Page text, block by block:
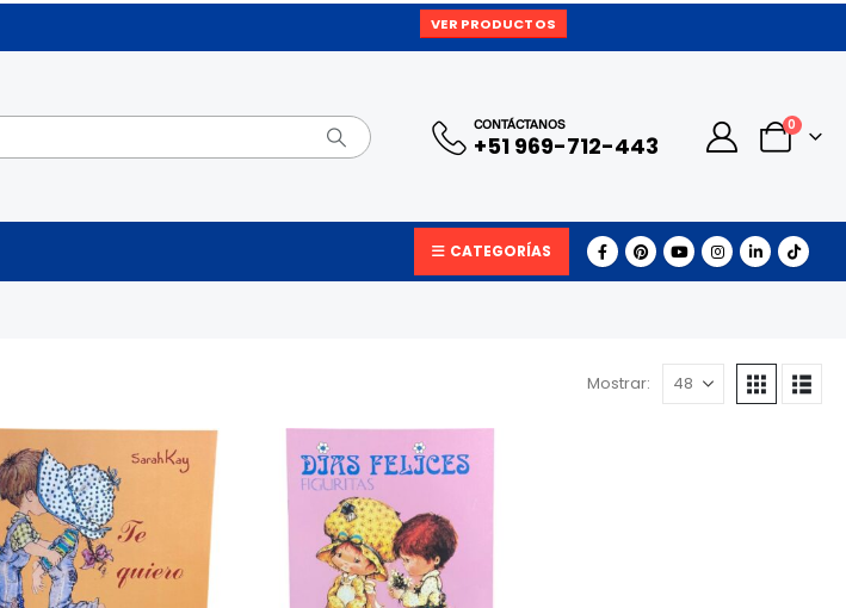
VER PRODUCTOS
CONTÁCTANOS
+51 969-712-443
0
CATEGORÍAS
Mostrar: